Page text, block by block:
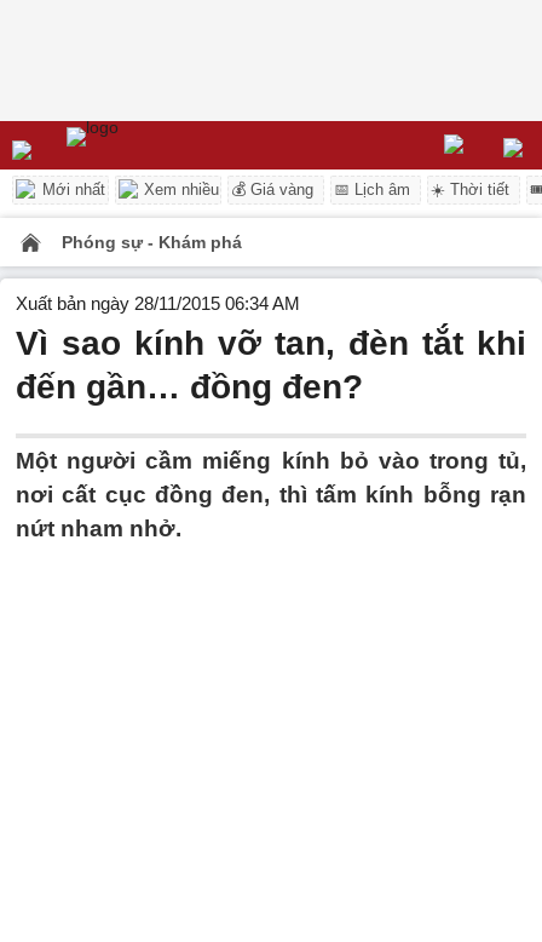
Mới nhất Xem nhiều 💰 Giá vàng 📅 Lịch âm ☀️ Thời tiết
Phóng sự - Khám phá
Xuất bản ngày 28/11/2015 06:34 AM
Vì sao kính vỡ tan, đèn tắt khi
đến gần… đồng đen?
Một người cầm miếng kính bỏ vào trong tủ,
nơi cất cục đồng đen, thì tấm kính bỗng rạn
nứt nham nhở.